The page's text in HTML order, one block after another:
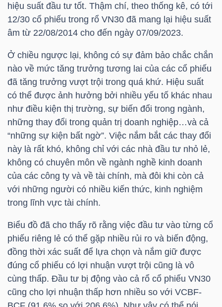
hiệu suất đầu tư tốt. Thậm chí, theo thống kê, có tới
12/30 cổ phiếu trong rổ VN30 đã mang lại hiệu suất
âm từ 22/08/2014 cho đến ngày 07/09/2023.
Ở chiều ngược lại, không có sự đảm bảo chắc chắn
nào về mức tăng trưởng tương lai của các cổ phiếu
đã tăng trưởng vượt trội trong quá khứ. Hiệu suất
có thể được ảnh hưởng bởi nhiều yếu tố khác nhau
như điều kiện thị trường, sự biến đổi trong ngành,
những thay đổi trong quản trị doanh nghiệp…và cả
“những sự kiện bất ngờ”. Việc nắm bắt các thay đổi
này là rất khó, không chỉ với các nhà đầu tư nhỏ lẻ,
không có chuyên môn về ngành nghề kinh doanh
của các công ty và về tài chính, mà đôi khi còn cả
với những người có nhiều kiến thức, kinh nghiệm
trong lĩnh vực tài chính.
Biểu đồ đã cho thấy rõ rằng việc đầu tư vào từng cổ
phiếu riêng lẻ có thể gặp nhiều rủi ro và biến động,
đồng thời xác suất để lựa chọn và nắm giữ được
đúng cổ phiếu có lợi nhuận vượt trội cũng là vô
cùng thấp. Đầu tư bị động vào cả rổ cổ phiếu VN30
cũng cho lợi nhuận thấp hơn nhiều so với VCBF-
NGHIỆP
CỔ
PHIẾU
PHÁI
SINH
TRÁI
PHIẾU
CÔNG
CỤ